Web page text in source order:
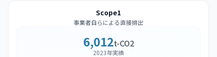
Scope1
事業者自らによる直接排出
6,012t-CO2
2023年実績